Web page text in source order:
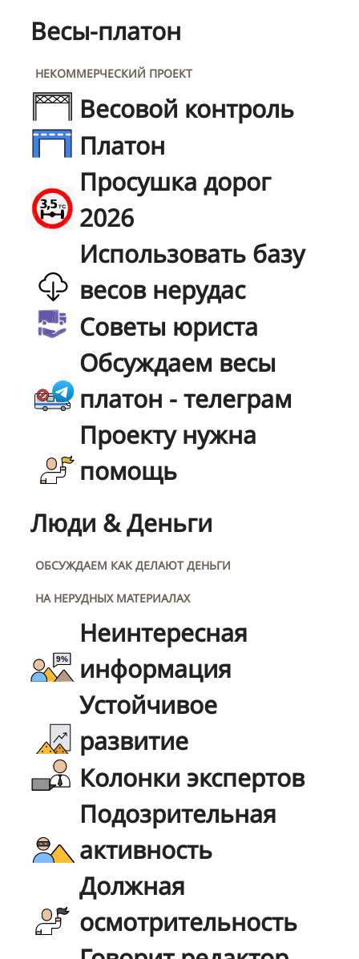
Весы-платон
НЕКОММЕРЧЕСКИЙ ПРОЕКТ
Весовой контроль
Платон
Просушка дорог
2026
Использовать базу
весов нерудас
Советы юриста
Обсуждаем весы
платон - телеграм
Проекту нужна
помощь
Люди & Деньги
ОБСУЖДАЕМ КАК ДЕЛАЮТ ДЕНЬГИ
НА НЕРУДНЫХ МАТЕРИАЛАХ
Неинтересная
информация
Устойчивое
развитие
Колонки экспертов
Подозрительная
активность
Должная
осмотрительность